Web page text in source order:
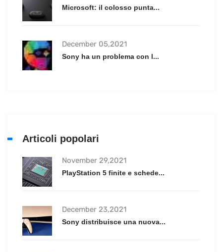
Microsoft: il colosso punta...
December 05,2021
Sony ha un problema con l...
Articoli popolari
November 29,2021
PlayStation 5 finite e schede...
December 23,2021
Sony distribuisce una nuova...